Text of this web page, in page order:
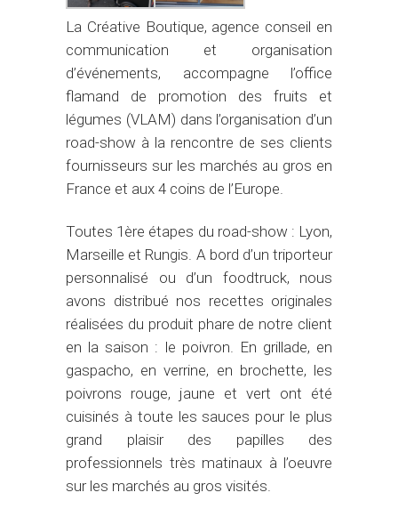
La Créative Boutique, agence conseil en
communication et organisation
d’événements, accompagne l’office
flamand de promotion des fruits et
légumes (VLAM) dans l’organisation d’un
road-show à la rencontre de ses clients
fournisseurs sur les marchés au gros en
France et aux 4 coins de l’Europe.
Toutes 1ère étapes du road-show : Lyon,
Marseille et Rungis. A bord d’un triporteur
personnalisé ou d’un foodtruck, nous
avons distribué nos recettes originales
réalisées du produit phare de notre client
en la saison : le poivron. En grillade, en
gaspacho, en verrine, en brochette, les
poivrons rouge, jaune et vert ont été
cuisinés à toute les sauces pour le plus
grand plaisir des papilles des
professionnels très matinaux à l’oeuvre
sur les marchés au gros visités.